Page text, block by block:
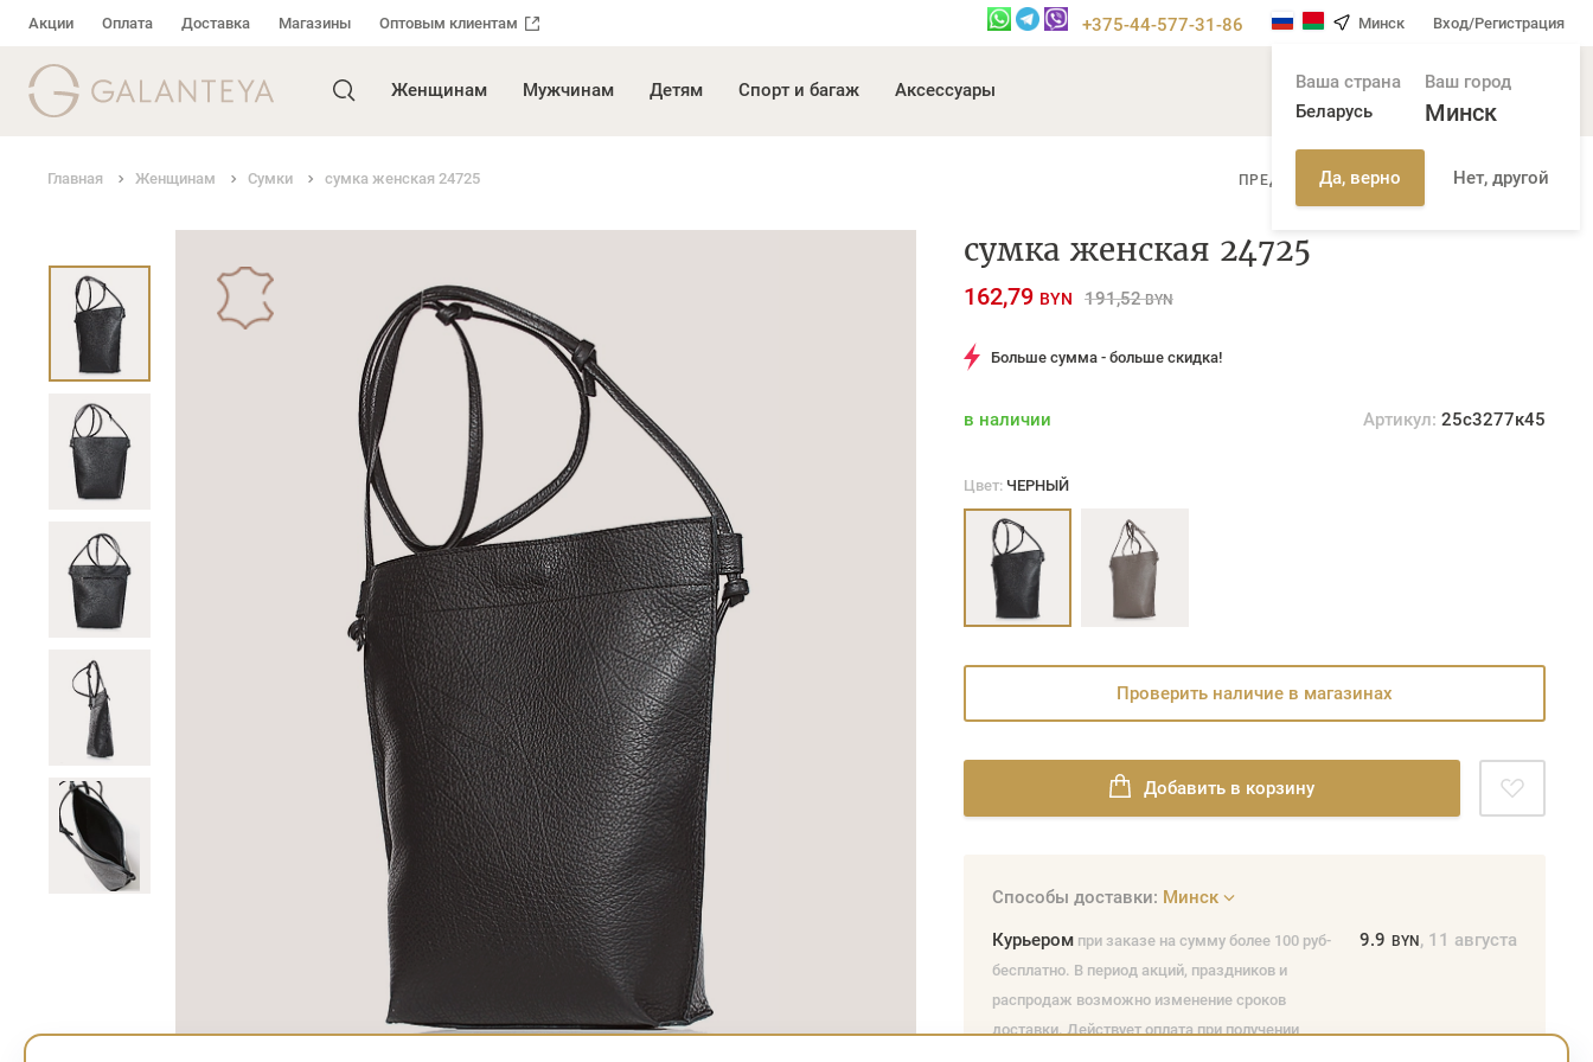
Акции Оплата Доставка Магазины Оптовым клиентам +375-44-577-31-86 Минск
Ваша страна
Беларусь
Ваш город
Минск
Да, верно Нет, другой
Вход/Регистрация
Женщинам Мужчинам Детям Спорт и багаж Аксессуары
Главная Женщинам Сумки сумка женская 24725 ПРЕДЫДУЩАЯ СТР / СЛЕДУЮЩАЯ СТР
сумка женская 24725
162,79 BYN 191,52 BYN
Больше сумма - больше скидка!
в наличии Артикул: 25с3277к45
Цвет: ЧЕРНЫЙ
Проверить наличие в магазинах
Добавить в корзину
Способы доставки: Минск
Курьером при заказе на сумму более 100 руб-
бесплатно. В период акций, праздников и
распродаж возможно изменение сроков
доставки. Действует оплата при получении
9.9 BYN , 11 августа